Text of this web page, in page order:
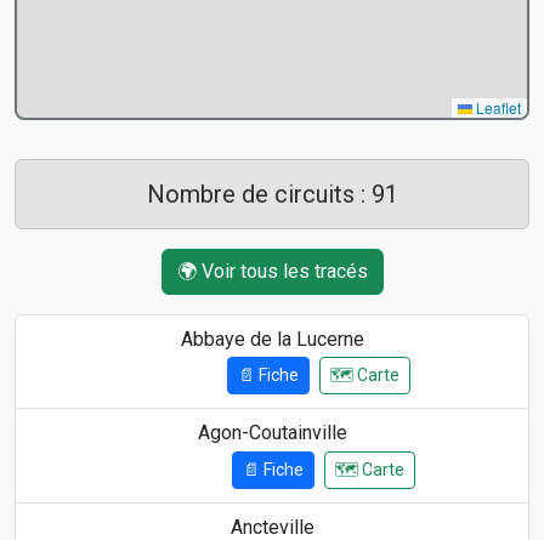
Leaflet
Nombre de circuits : 91
🌍 Voir tous les tracés
Abbaye de la Lucerne
📄 Fiche 🗺️ Carte
Agon-Coutainville
📄 Fiche 🗺️ Carte
Ancteville